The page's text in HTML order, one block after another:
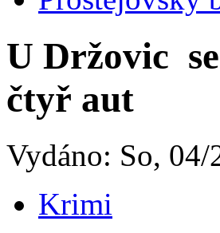
U Držovic
čtyř aut
Vydáno: So,
Krimi